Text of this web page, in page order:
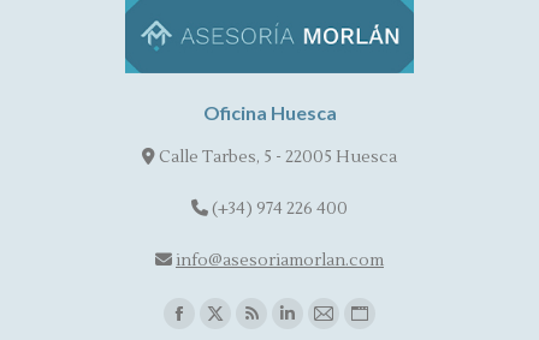
Oficina Huesca
Calle Tarbes, 5 - 22005 Huesca
(+34) 974 226 400
info@asesoriamorlan.com
Facebook
X
Rss
Linkedin
MailWebsite